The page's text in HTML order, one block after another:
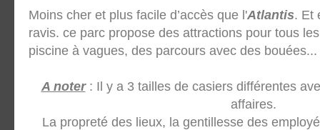
Moins cher et plus facile d’accès que l'Atlantis. Et
ravis. ce parc propose des attractions pour tous
piscine à vagues, des parcours avec des bouées...
A noter: Il y a 3 tailles de casiers différentes
affaires.
La propreté des lieux, la gentillesse des